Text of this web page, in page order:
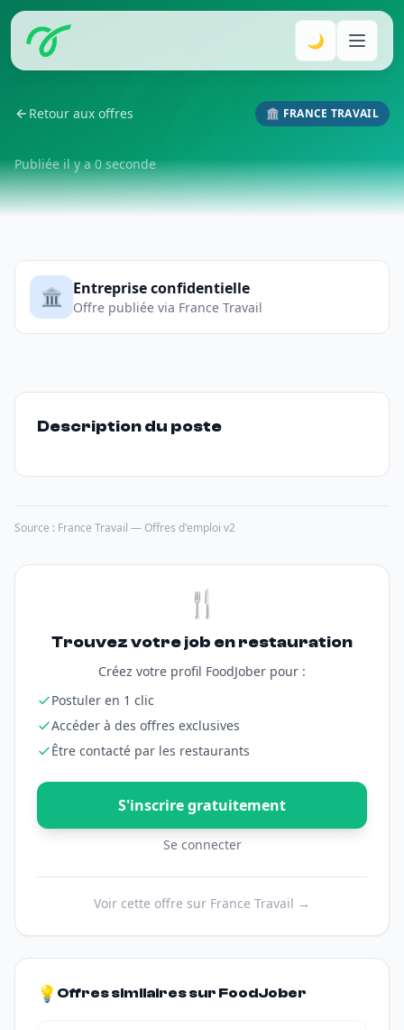
🌙
Retour aux offres 🏛️ FRANCE TRAVAIL
Publiée il y a 0 seconde
🏛️ Entreprise confidentielle
Offre publiée via France Travail
Description du poste
Source : France Travail — Offres d'emploi v2
🍴
Trouvez votre job en restauration
Créez votre profil FoodJober pour :
Postuler en 1 clic
Accéder à des offres exclusives
Être contacté par les restaurants
S'inscrire gratuitement
Se connecter
Voir cette offre sur France Travail →
💡 Offres similaires sur FoodJober